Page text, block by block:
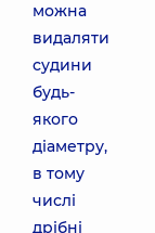
можна
видаляти
судини
будь-
якого
діаметру,
в тому
числі
дрібні